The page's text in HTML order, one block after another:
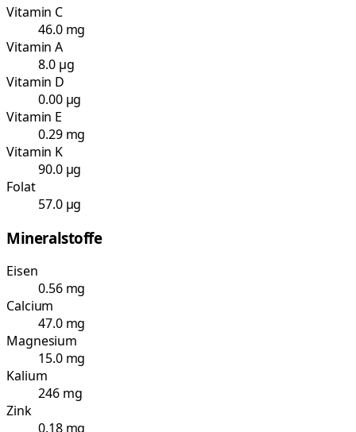
Vitamin C
46.0 mg
Vitamin A
8.0 µg
Vitamin D
0.00 µg
Vitamin E
0.29 mg
Vitamin K
90.0 µg
Folat
57.0 µg
Mineralstoffe
Eisen
0.56 mg
Calcium
47.0 mg
Magnesium
15.0 mg
Kalium
246 mg
Zink
0.18 mg